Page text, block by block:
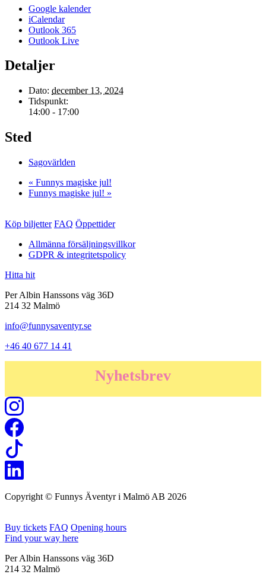
Google kalender
iCalendar
Outlook 365
Outlook Live
Detaljer
Dato: december 13, 2024
Tidspunkt:
14:00 - 17:00
Sted
Sagovärlden
« Funnys magiske jul!
Funnys magiske jul! »
Köp biljetter FAQ Öppettider
Allmänna försäljningsvillkor
GDPR & integritetspolicy
Hitta hit
Per Albin Hanssons väg 36D
214 32 Malmö
info@funnysaventyr.se
+46 40 677 14 41
Nyhetsbrev
Copyright © Funnys Äventyr i Malmö AB 2026
Buy tickets FAQ Opening hours
Find your way here
Per Albin Hanssons väg 36D
214 32 Malmö